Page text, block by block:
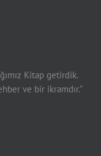
Kitap getirdik.
ve bir ikramdır.”